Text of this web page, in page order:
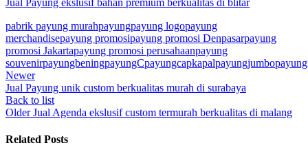
pabrik payung murahpayungpayung logopayung
merchandisepayung promosipayung promosi Denpasarpayung
promosi Jakartapayung promosi perusahaanpayung
souvenirpayungbeningpayungCpayungcapkapalpayungjumbo
Newer
Jual Payung unik custom berkualitas murah di surabaya
Back to list
Older Jual Agenda ekslusif custom termurah berkualitas di malang
Related Posts